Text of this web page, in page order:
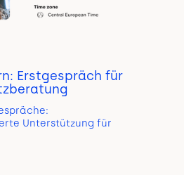
Erstgespräch für
Unterstützung für